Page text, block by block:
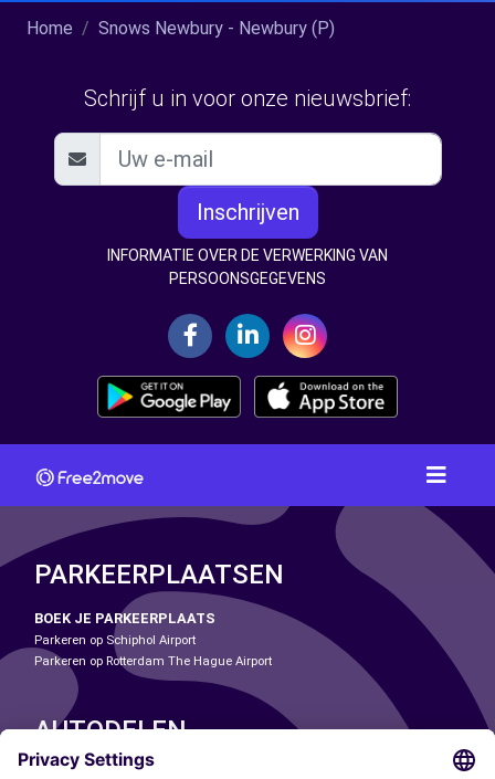
Home Snows Newbury - Newbury (P)
Schrijf u in voor onze nieuwsbrief:
Inschrijven
INFORMATIE OVER DE VERWERKING VAN
PERSOONSGEGEVENS
PARKEERPLAATSEN
BOEK JE PARKEERPLAATS
Parkeren op Schiphol Airport
Parkeren op Rotterdam The Hague Airport
AUTODELEN
ONZE STEDEN